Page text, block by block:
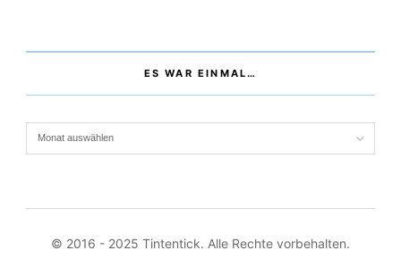
ES WAR EINMAL…
© 2016 - 2025 Tintentick. Alle Rechte vorbehalten.